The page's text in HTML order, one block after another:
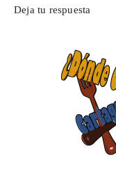
Deja tu respuesta